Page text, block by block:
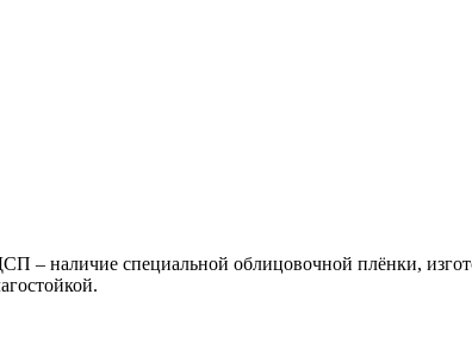
наличие специальной облицовочной плёнки,